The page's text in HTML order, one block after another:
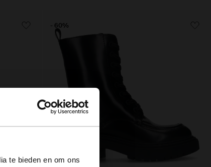
te bieden en om ons
- 60%